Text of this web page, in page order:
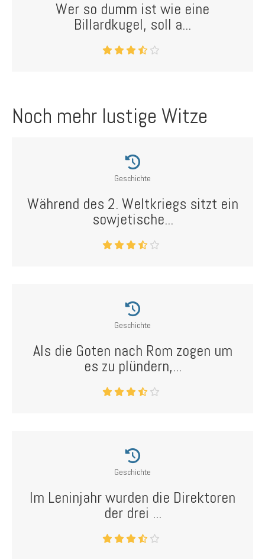
Wer so dumm ist wie eine
Billardkugel, soll a...
Noch mehr lustige Witze
Geschichte
Während des 2. Weltkriegs sitzt ein
sowjetische...
Geschichte
Als die Goten nach Rom zogen um
es zu plündern,...
Geschichte
Im Leninjahr wurden die Direktoren
der drei ...